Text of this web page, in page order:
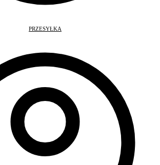
PRZESYŁKA